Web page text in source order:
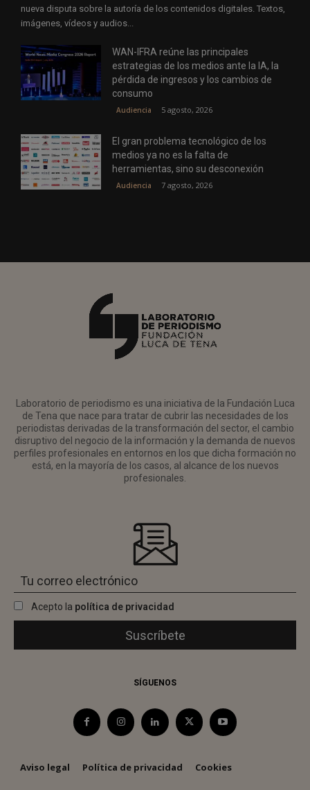
nueva disputa sobre la autoría de los contenidos digitales. Textos,
imágenes, vídeos y audios...
WAN-IFRA reúne las principales
estrategias de los medios ante la IA, la
pérdida de ingresos y los cambios de
consumo
Audiencia 5 agosto, 2026
El gran problema tecnológico de los
medios ya no es la falta de
herramientas, sino su desconexión
Audiencia 7 agosto, 2026
Laboratorio de periodismo es una iniciativa de la Fundación Luca
de Tena que nace para tratar de cubrir las necesidades de los
periodistas derivadas de la transformación del sector, el cambio
disruptivo del negocio de la información y la demanda de nuevos
perfiles profesionales en entornos en los que dicha formación no
está, en la mayoría de los casos, al alcance de los nuevos
profesionales.
Acepto la política de privacidad
SÍGUENOS
Aviso legal Política de privacidad Cookies